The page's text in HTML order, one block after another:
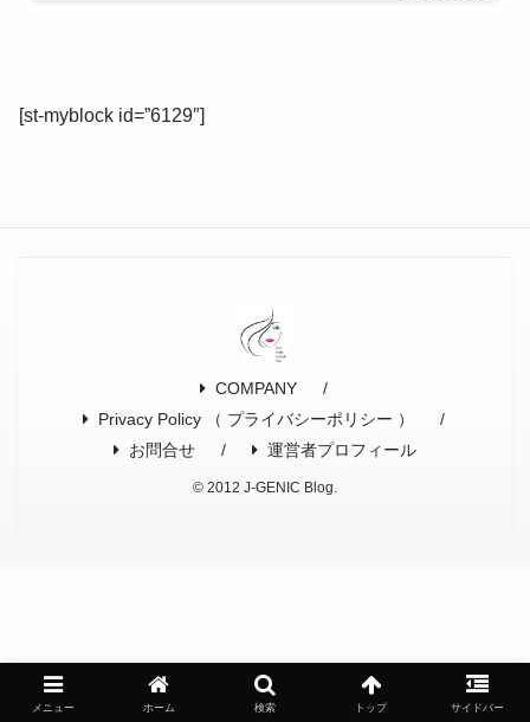
[st-myblock id=”6129″]
COMPANY
Privacy Policy （ プライバシーポリシー ）
お問合せ
運営者プロフィール
© 2012 J-GENIC Blog.
メニュー ホーム 検索 トップ サイドバー